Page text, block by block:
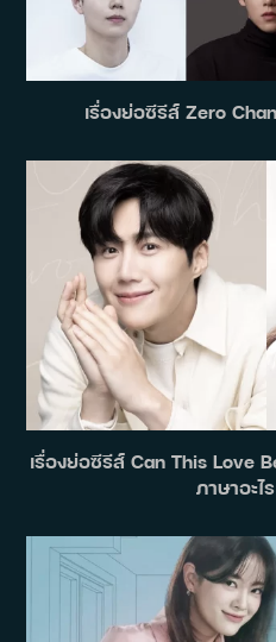
เรื่องย่อซีรีส์ Zero
เรื่องย่อซีรีส์ Can This Love
ภาษาอะไ